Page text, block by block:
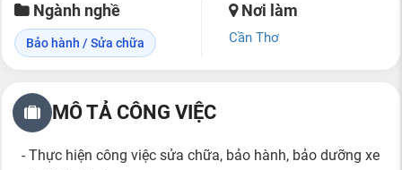
Ngành nghề
Bảo hành / Sửa chữa
Nơi làm
Cần Thơ
MÔ TẢ CÔNG VIỆC
- Thực hiện công việc sửa chữa, bảo hành, bảo dưỡng xe